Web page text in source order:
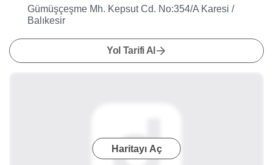
Gümüşçeşme Mh. Kepsut Cd. No:354/A Karesi /
Balıkesir
Yol Tarifi Al
Haritayı Aç